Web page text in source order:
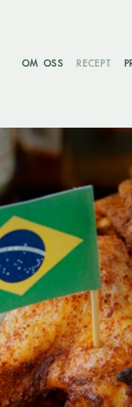
OM OSS RECEPT